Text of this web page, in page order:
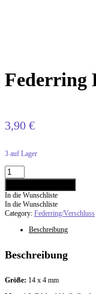
Federring
3,90 €
3 auf Lager
Federring
Edelstahl
quantity
In die Wunschliste
In die Wunschliste
Category: Federring/Verschluss
Beschreibung
Beschreibung
Größe: 14 x 4 mm